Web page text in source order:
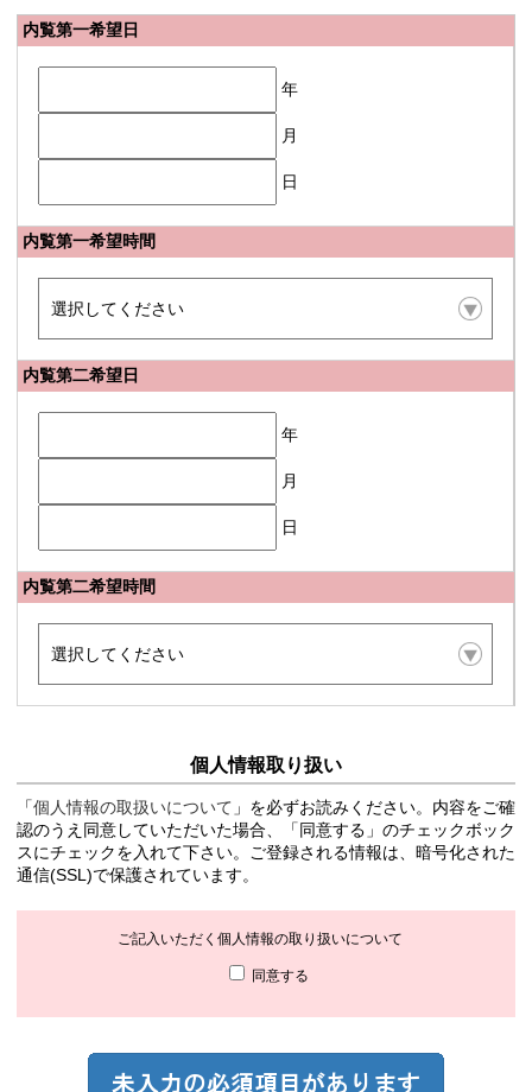
内覧第一希望日
年
月
日
内覧第一希望時間
内覧第二希望日
年
月
日
内覧第二希望時間
個人情報取り扱い
「個人情報の取扱いについて 」を必ずお読みください。内容をご確
認のうえ同意していただいた場合、「同意する」のチェックボック
スにチェックを入れて下さい。ご登録される情報は、暗号化された
通信(SSL)で保護されています。
ご記入いただく個人情報の取り扱いについて
同意する